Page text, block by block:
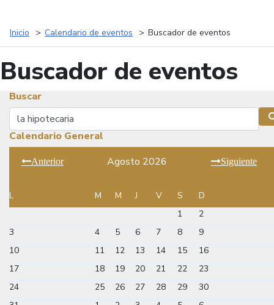
Inicio Calendario de eventos Buscador de eventos
Buscador de eventos
Buscar
Buscar
Calendario General
Anterior Agosto 2026 Siguiente
L M M J V S
D
1
2
3
4 5 6 7 8
9
10
11 12 13 14 15
16
17
18 19 20 21 22
23
24
25 26 27 28 29
30